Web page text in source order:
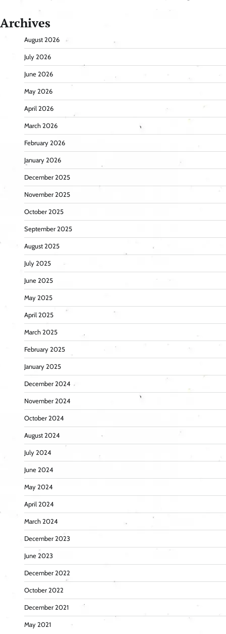
Archives
August 2026
July 2026
June 2026
May 2026
April 2026
March 2026
February 2026
January 2026
December 2025
November 2025
October 2025
September 2025
August 2025
July 2025
June 2025
May 2025
April 2025
March 2025
February 2025
January 2025
December 2024
November 2024
October 2024
August 2024
July 2024
June 2024
May 2024
April 2024
March 2024
December 2023
June 2023
December 2022
October 2022
December 2021
May 2021